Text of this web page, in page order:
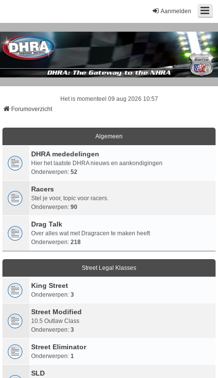
Aanmelden
Het is momenteel 09 aug 2026 10:57
Forumoverzicht
Algemeen
DHRA mededelingen
Hier het laatste DHRA nieuws en aankondigingen
Onderwerpen: 52
Racers
Stel je voor, topic voor racers.
Onderwerpen: 90
Drag Talk
Over alles wat met Dragracen te maken heeft
Onderwerpen: 218
Street Legal Klasses
King Street
Onderwerpen: 3
Street Modified
10.5 Outlaw Class
Onderwerpen: 3
Street Eliminator
Onderwerpen: 1
SLD